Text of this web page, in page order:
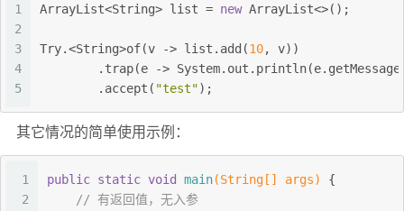
1
2
3
4
5
ArrayList<String> list = new ArrayList<>();
Try.<String>of(v -> list.add(10, v))
.trap(e ->
        .accept(
"test");
其它情况的简单使用示例：
1
2
public static void main(String[] args)
{
// 有返回值，无入参